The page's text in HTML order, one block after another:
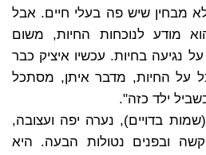
מבחין שיש פה בעלי חיים. אבל
מודע לנוכחות החיות, משום
נגיעה בחיות. עכשיו איציק כבר
על החיות, מדבר איתן, מסתכל
ילד כזה".
בדויים), נערה יפה ועצובה,
ובפנים נטולות הבעה. היא